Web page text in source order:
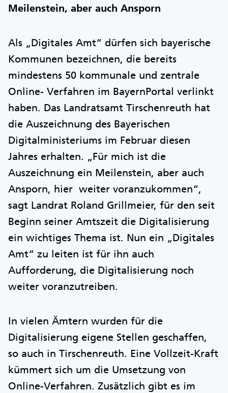
Meilenstein, aber auch Ansporn
Als „Digitales Amt“ dürfen sich bayerische
Kommunen bezeichnen, die bereits
mindestens 50 kommunale und zentrale
Online- Verfahren im BayernPortal verlinkt
haben. Das Landratsamt Tirschenreuth hat
die Auszeichnung des Bayerischen
Digitalministeriums im Februar diesen
Jahres erhalten. „Für mich ist die
Auszeichnung ein Meilenstein, aber auch
Ansporn, hier weiter voranzukommen“,
sagt Landrat Roland Grillmeier, für den seit
Beginn seiner Amtszeit die Digitalisierung
ein wichtiges Thema ist. Nun ein „Digitales
Amt“ zu leiten ist für ihn auch
Aufforderung, die Digitalisierung noch
weiter voranzutreiben.
In vielen Ämtern wurden für die
Digitalisierung eigene Stellen geschaffen,
so auch in Tirschenreuth. Eine Vollzeit-Kraft
kümmert sich um die Umsetzung von
Online-Verfahren. Zusätzlich gibt es im